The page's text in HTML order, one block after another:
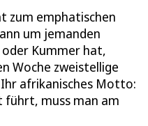
zum emphatischen
um jemanden
Kummer hat,
Woche zweistellige
afrikanisches Motto:
führt, muss man am